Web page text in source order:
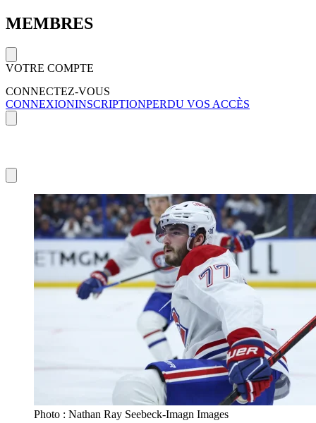
MEMBRES
VOTRE COMPTE
CONNECTEZ-VOUS
CONNEXIONINSCRIPTIONPERDU VOS ACCÈS
Photo : Nathan Ray Seebeck-Imagn Images